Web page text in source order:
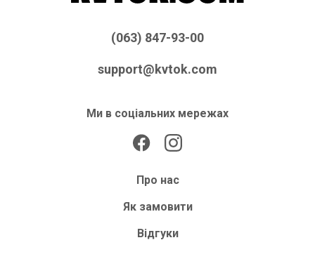
(063) 847-93-00
support@kvtok.com
Ми в соціальних мережах
Про нас
Як замовити
Відгуки